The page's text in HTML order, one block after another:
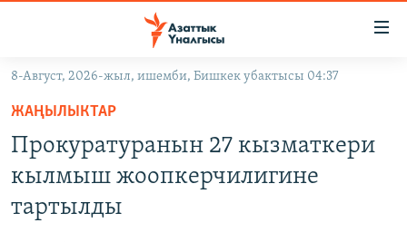
Навигацияга
өтүңүз
Издөөгө
салыңызКЫРГЫЗСТАН
ДҮЙНӨ
8-Август, 2026-жыл, ишемби, Бишкек убактысы 04:37
ЖАҢЫЛЫКТАР
Прокуратуранын 27 кызматкери
кылмыш жоопкерчилигине
тартылды